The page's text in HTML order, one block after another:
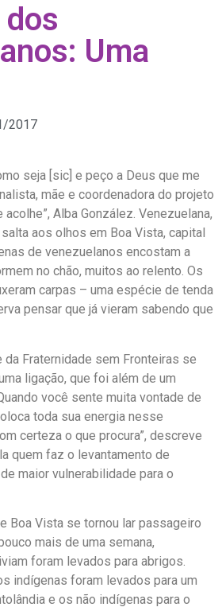
dos
Uma
2017
seja [sic] e peço a Deus que me
mãe e coordenadora do projeto
acolhe”, Alba González. Venezuelana,
aos olhos em Boa Vista, capital
de venezuelanos encostam a
no chão, muitos ao relento. Os
carpas – uma espécie de tenda
pensar que já vieram sabendo que
da Fraternidade sem Fronteiras se
ligação, que foi além de um
você sente muita vontade de
toda sua energia nesse
certeza o que procura”, descreve
quem faz o levantamento de
maior vulnerabilidade para o
Boa Vista se tornou lar passageiro
mais de uma semana,
foram levados para abrigos.
indígenas foram levados para um
e os não indígenas para o